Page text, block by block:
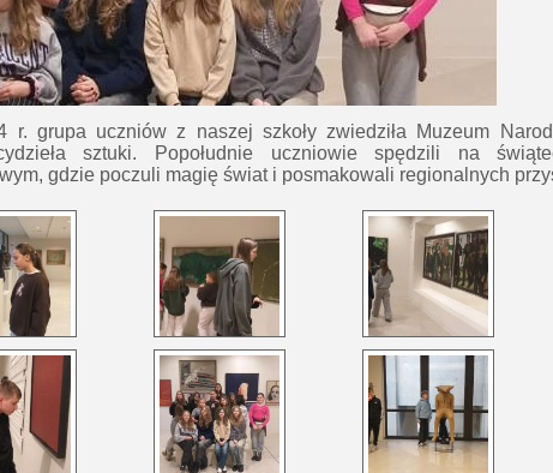
r. grupa uczniów z naszej szkoły zwiedziła Muzeum
sztuki. Popołudnie uczniowie spędzili na
gdzie poczuli magię świat i posmakowali regionalnych